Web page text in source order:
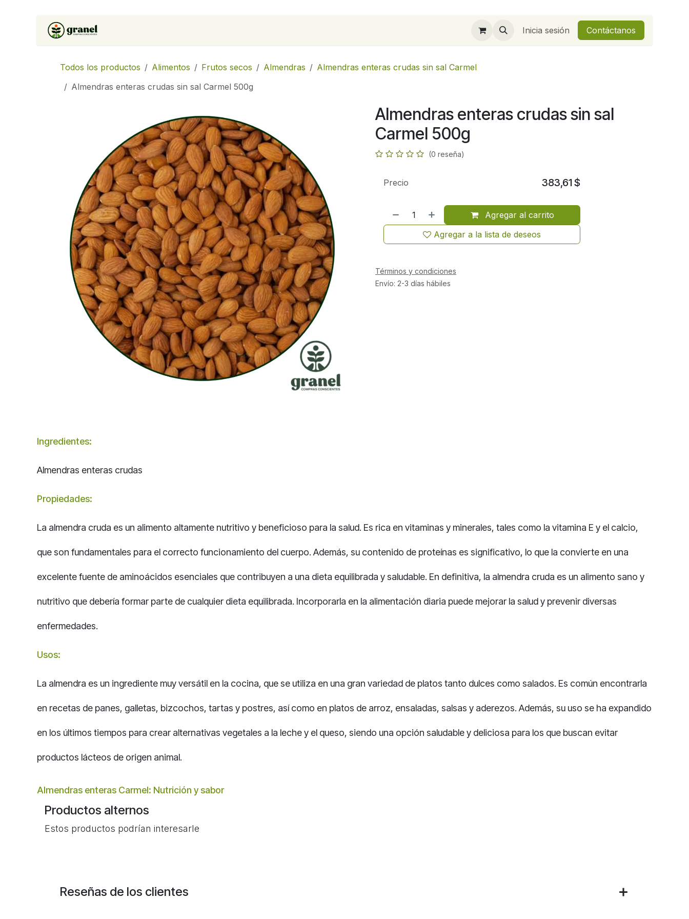
Ir al contenido
Inicia sesión Contáctanos
Todos los productos Alimentos Frutos secos Almendras
Almendras enteras crudas sin sal Carmel
Almendras enteras crudas sin sal Carmel 500g
Almendras enteras crudas sin sal
Carmel 500g
(0 reseña)
Agregar al carrito
Agregar a la lista de deseos
Precio 383,61$
Términos y condiciones
Envío: 2-3 días hábiles
Ingredientes:
Almendras enteras crudas
Propiedades:
La almendra cruda es un alimento altamente nutritivo y beneficioso para la salud. Es rica en vitaminas y minerales, tales como la vitamina E y el calcio,
que son fundamentales para el correcto funcionamiento del cuerpo. Además, su contenido de proteínas es significativo, lo que la convierte en una
excelente fuente de aminoácidos esenciales que contribuyen a una dieta equilibrada y saludable. En definitiva, la almendra cruda es un alimento sano y
nutritivo que debería formar parte de cualquier dieta equilibrada. Incorporarla en la alimentación diaria puede mejorar la salud y prevenir diversas
enfermedades.
Usos:
La almendra es un ingrediente muy versátil en la cocina, que se utiliza en una gran variedad de platos tanto dulces como salados. Es común encontrarla
en recetas de panes, galletas, bizcochos, tartas y postres, así como en platos de arroz, ensaladas, salsas y aderezos. Además, su uso se ha expandido
en los últimos tiempos para crear alternativas vegetales a la leche y el queso, siendo una opción saludable y deliciosa para los que buscan evitar
productos lácteos de origen animal.
Almendras enteras Carmel: Nutrición y sabor
Productos alternos
Estos productos podrían interesarle
Reseñas de los clientes